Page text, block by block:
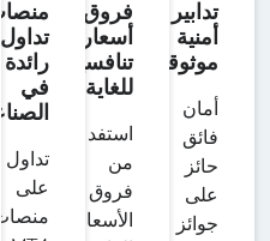
تدابير
أمنية
موثوقة
أمان
فائق
حائز
على
جوائز
فروق
أسعار
تنافسية
للغاية
استفد
من
فروق
الأسعار
منصات
تداول
رائدة
في
الصناعة
تداول
على
منصات